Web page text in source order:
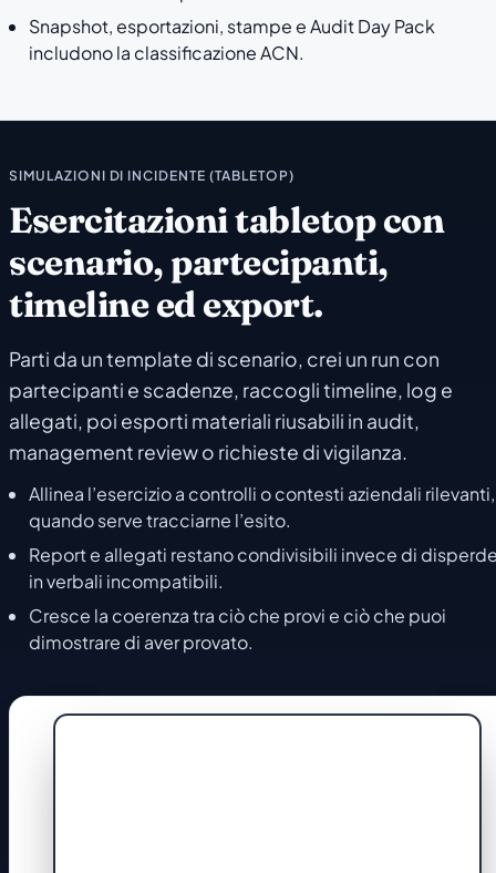
Snapshot, esportazioni, stampe e Audit Day Pack
includono la classificazione ACN.
SIMULAZIONI DI INCIDENTE (TABLETOP)
Esercitazioni tabletop con
scenario, partecipanti,
timeline ed export.
Parti da un template di scenario, crei un run con
partecipanti e scadenze, raccogli timeline, log e
allegati, poi esporti materiali riusabili in audit,
management review o richieste di vigilanza.
Allinea l’esercizio a controlli o contesti aziendali rilevanti,
quando serve tracciarne l’esito.
Report e allegati restano condivisibili invece di
in verbali incompatibili.
Cresce la coerenza tra ciò che provi e ciò che puoi
dimostrare di aver provato.